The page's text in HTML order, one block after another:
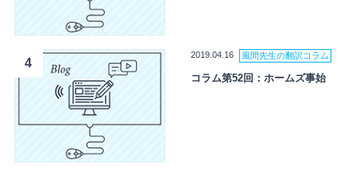
4
2019.04.16 風間先生の翻訳コラム
コラム第52回：ホームズ事始